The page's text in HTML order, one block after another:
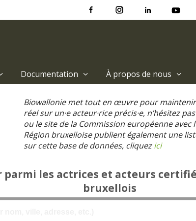
Documentation À propos de nous
Biowallonie met tout en œuvre pour
réel sur un·e acteur·rice précis·e, n’hésitez
ou le site de la Commission européenne avec
Région bruxelloise publient également une
sur cette base de données, cliquezici
parmi les actrices et acteurs
bruxellois